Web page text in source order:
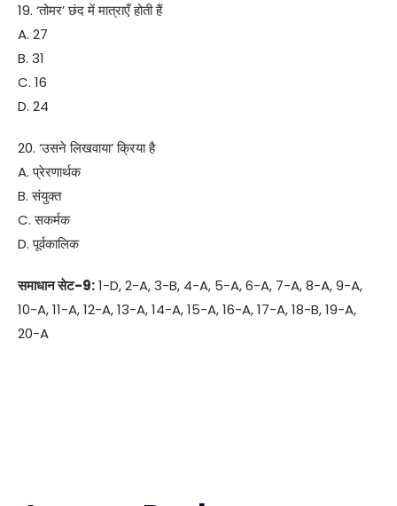
19. ‘तोमर’ छंद में मात्राएँ होती हैं
A. 27
B. 31
C. 16
D. 24
20. ‘उसने लिखवाया’ क्रिया है
A. प्रेरणार्थक
B. संयुक्त
C. सकर्मक
D. पूर्वकालिक
समाधान सेट-9:1-D, 2-A, 3-B, 4-A, 5-A, 6-A, 7-A, 8-A, 9-A,
10-A, 11-A, 12-A, 13-A, 14-A, 15-A, 16-A, 17-A, 18-B, 19-A,
20-A